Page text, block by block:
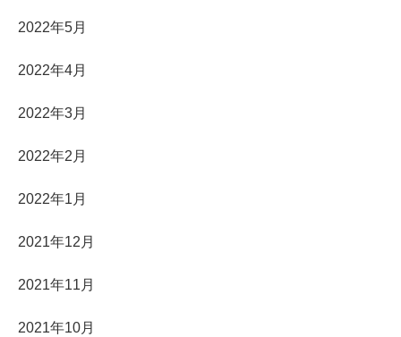
2022年5月
2022年4月
2022年3月
2022年2月
2022年1月
2021年12月
2021年11月
2021年10月